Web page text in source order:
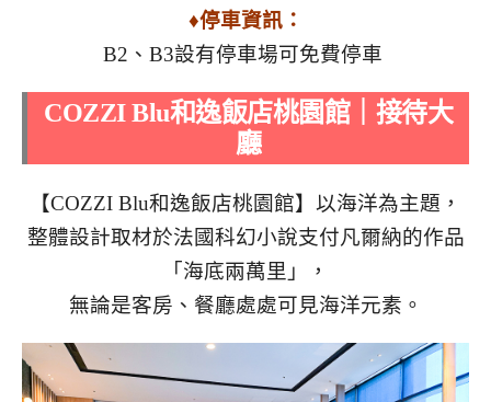
♦停車資訊：
B2、B3設有停車場可免費停車
COZZI Blu和逸飯店桃園館｜接待大
廳
【COZZI Blu和逸飯店桃園館】以海洋為主題，
整體設計取材於法國科幻小說支付凡爾納的作品
「海底兩萬里」，
無論是客房、餐廳處處可見海洋元素。